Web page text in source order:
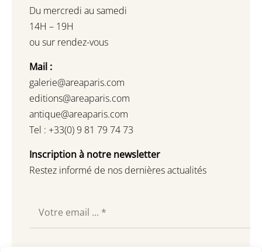
Du mercredi au samedi
14H – 19H
ou sur rendez-vous
Mail :
galerie@areaparis.com
editions@areaparis.com
antique@areaparis.com
Tel : +33(0) 9 81 79 74 73
Inscription à notre newsletter
Restez informé de nos dernières actualités